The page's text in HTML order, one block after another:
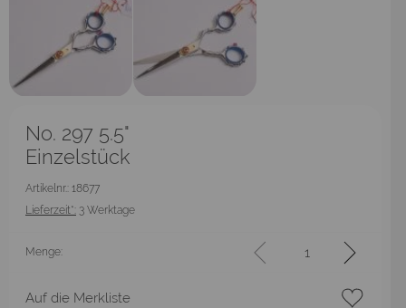
No. 297 5.5"
Einzelstück
Artikelnr.: 18677
Lieferzeit*: 3 Werktage
Menge:
Auf die Merkliste